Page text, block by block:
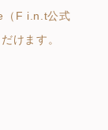
（F i.n.t公式
けます。